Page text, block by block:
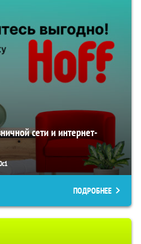
сети и интернет-
ПОДРОБНЕЕ